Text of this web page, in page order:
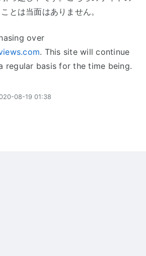
とは当面はありません。
over
. This site will continue
regular basis for the time being.
08-19 01:38